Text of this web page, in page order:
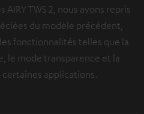
TWS 2, nous avons repris
du modèle précédent,
fonctionnalités telles que la
le mode transparence et la
applications.